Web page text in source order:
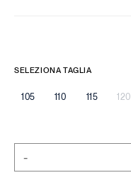
SELEZIONA TAGLIA
105 110 115 120
-